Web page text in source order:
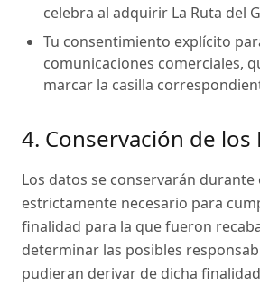
celebra al adquirir La Ruta del
Tu consentimiento explícito
comunicaciones comerciales,
marcar la casilla
4. Conservación de los
Los datos se conservarán durante
estrictamente necesario para
finalidad para la que fueron
determinar las posibles
pudieran derivar de dicha